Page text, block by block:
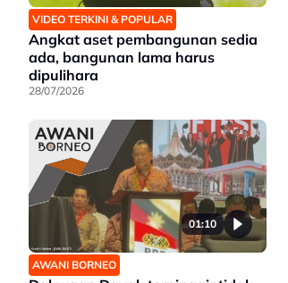
VIDEO TERKINI & POPULAR
Angkat aset pembangunan sedia
ada, bangunan lama harus
dipulihara
28/07/2026
01:10
AWANI BORNEO